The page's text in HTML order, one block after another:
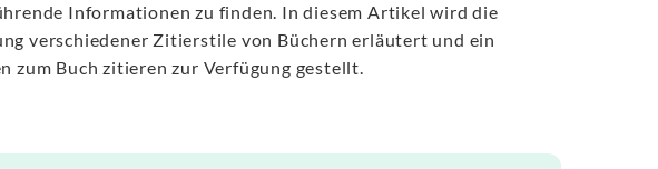
Informationen zu finden. In diesem Artikel wird die
verschiedener Zitierstile von Büchern erläutert und ein
zum Buch zitieren zur Verfügung gestellt.